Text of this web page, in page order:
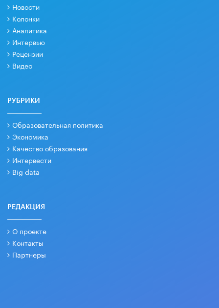
Новости
Колонки
Аналитика
Интервью
Рецензии
Видео
РУБРИКИ
Образовательная политика
Экономика
Качество образования
Интервести
Big data
РЕДАКЦИЯ
О проекте
Контакты
Партнеры